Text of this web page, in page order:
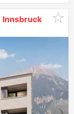
Innsbruck